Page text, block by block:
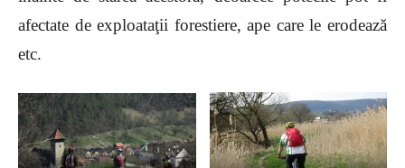
afectate de exploataţii forestiere, ape care le erodează
etc.